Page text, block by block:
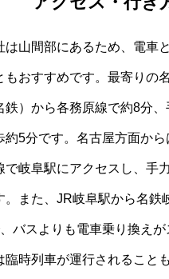
は山間部にあるため、電車
もおすすめです。最寄りの
鉄）から各務原線で約8分
約5分です。名古屋方面か
で岐阜駅にアクセスし、手
。また、JR岐阜駅から名鉄
バスよりも電車乗り換えが
臨時列車が運行されること